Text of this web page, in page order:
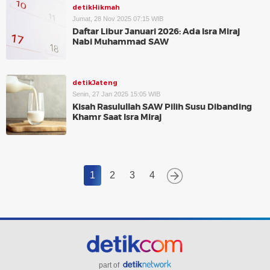
detikHikmah
Jumat, 28 Nov 2025 07:15 WIB
Daftar Libur Januari 2026: Ada Isra Miraj
Nabi Muhammad SAW
detikJateng
Senin, 27 Jan 2025 15:05 WIB
Kisah Rasulullah SAW Pilih Susu Dibanding
Khamr Saat Isra Miraj
1 2 3 4
part of